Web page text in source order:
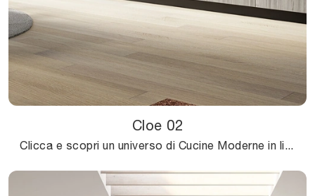
Cloe 02
Clicca e scopri un universo di Cucine Moderne in linea: la cucina Cloe 02 Arredo3 in laminato ti aspetta!